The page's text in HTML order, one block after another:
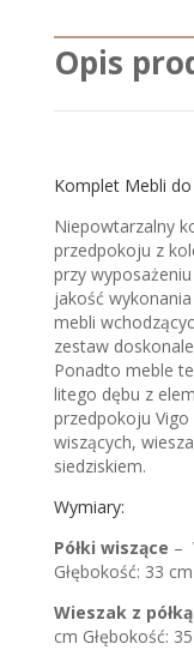
Opis
Komplet Mebli
Niepowtarzalny
przedpokoju z
przy
jakość
mebli
zestaw
Ponadto meble
litego dębu z
przedpokoju Vigo
wiszących,
siedziskiem.
Wymiary:
Półki wiszące –
Głębokość: 33 cm
Wieszak z półką
cm Głębokość: